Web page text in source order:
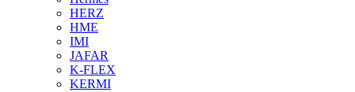
HERZ
HME
IMI
JAFAR
K-FLEX
KERMI